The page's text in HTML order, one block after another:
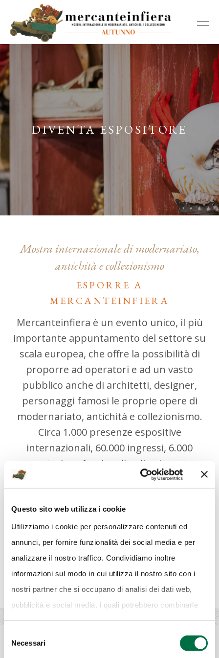
Questo sito web utilizza i cookie
Utilizziamo i cookie per personalizzare contenuti ed
annunci, per fornire funzionalità dei social media e per
analizzare il nostro traffico. Condividiamo inoltre
informazioni sul modo in cui utilizza il nostro sito con i
nostri partner che si occupano di analisi dei dati web,
pubblicità e social media, i quali potrebbero combinarle
con altre informazioni che ha fornito loro o che hanno
Cookie Policy.
delNecessari
DIVENTA ESPOSITORE
Mostra internazionale di modernariato,
antichità e collezionismo
ESPORRE A
MERCANTEINFIERA
Mercanteinfiera è un evento unico, il più
importante appuntamento del settore su
scala europea, che offre la possibilità di
proporre ad operatori e ad un vasto
pubblico anche di architetti, designer,
personaggi famosi le proprie opere di
modernariato, antichità e collezionismo.
Circa 1.000 presenze espositive
internazionali, 60.000 ingressi, 6.000
operatori professionali nelle giornate a
loro riservate.
MERCANTEINFIERA